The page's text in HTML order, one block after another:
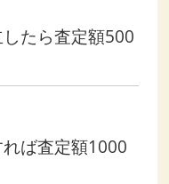
たら査定額500
ば査定額1000